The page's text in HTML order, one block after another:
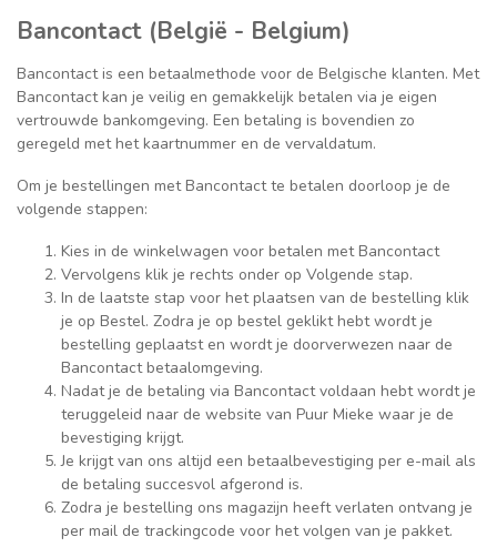
Bancontact (België - Belgium)
Bancontact is een betaalmethode voor de Belgische klanten. Met
Bancontact kan je veilig en gemakkelijk betalen via je eigen
vertrouwde bankomgeving. Een betaling is bovendien zo
geregeld met het kaartnummer en de vervaldatum.
Om je bestellingen met Bancontact te betalen doorloop je de
volgende stappen:
Kies in de winkelwagen voor betalen met Bancontact
Vervolgens klik je rechts onder op Volgende stap.
In de laatste stap voor het plaatsen van de bestelling klik
je op Bestel. Zodra je op bestel geklikt hebt wordt je
bestelling geplaatst en wordt je doorverwezen naar de
Bancontact betaalomgeving.
Nadat je de betaling via Bancontact voldaan hebt wordt je
teruggeleid naar de website van Puur Mieke waar je de
bevestiging krijgt.
Je krijgt van ons altijd een betaalbevestiging per e-mail als
de betaling succesvol afgerond is.
Zodra je bestelling ons magazijn heeft verlaten ontvang je
per mail de trackingcode voor het volgen van je pakket.